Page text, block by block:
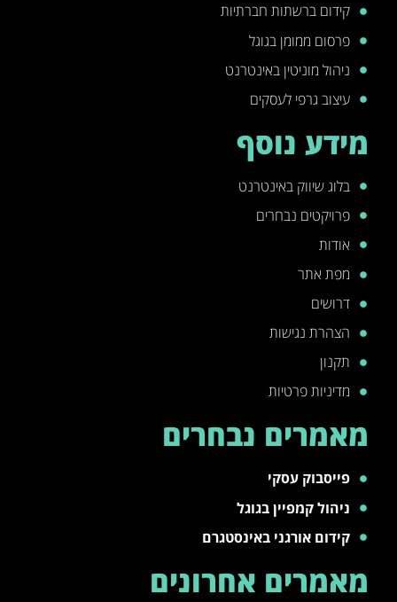
קידום ברשתות חברתיות
פרסום ממומן בגוגל
ניהול מוניטין באינטרנט
עיצוב גרפי לעסקים
מידע נוסף
בלוג שיווק באינטרנט
פרויקטים נבחרים
אודות
מפת אתר
דרושים
הצהרת נגישות
תקנון
מדיניות פרטיות
מאמרים נבחרים
פייסבוק עסקי
ניהול קמפיין בגוגל
קידום אורגני באינסטגרם
מאמרים אחרונים